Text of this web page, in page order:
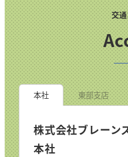
交
本社 東部支店
株式会社ブレーン
本社